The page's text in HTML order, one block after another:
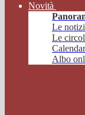
Novità
Le
Le
Albo